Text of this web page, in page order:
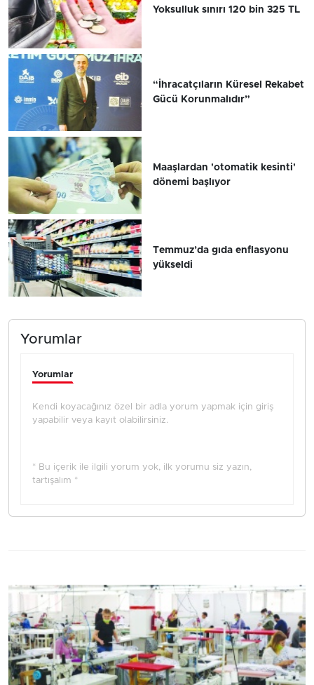
Yoksulluk sınırı 120 bin 325 TL
“İhracatçıların Küresel Rekabet
Gücü Korunmalıdır”
Maaşlardan 'otomatik kesinti'
dönemi başlıyor
Temmuz’da gıda enflasyonu
yükseldi
Yorumlar
Yorumlar
Kendi koyacağınız özel bir adla yorum yapmak için giriş
yapabilir veya kayıt olabilirsiniz.
* Bu içerik ile ilgili yorum yok, ilk yorumu siz yazın,
tartışalım *